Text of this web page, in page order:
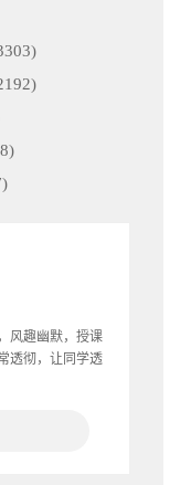
)
)
)
)
风趣幽默，授课
透彻，让同学透